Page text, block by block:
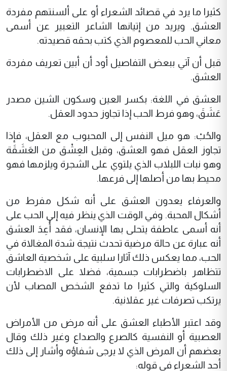
كثيرا ما يرد في قصائد الشعراء أو على ألسنتهم مفردة
العشق. ويريد من إتيانها الشاعر التعبير عن أسمى
معاني الحب للمعصوم الذي كتب بحقه قصيدته.
قبل أن آتي ببعض التفاصيل أود أن أبين تعريف مفردة
العشق.
العشق في اللغة: بكسر العين وسكون الشين مصدر
عَشَقَ، وهو فرط الحب إذا تجاوز حدود العقل.
والحُبْ: هو ميل النفس إلى المحبوب مع العقل، فإذا
تجاوز العقل فهو العشق، وقيل العِشْق من العَشَقَة
وهو نبات اللبلاب الذي يلتوي على الشجرة ويلزمها فهو
محيط بها من أصلها إلى فرعها.
والعرفاء يعدون العشق على أنه شكل مفرط من
أشكال المحبة. وفي الوقت الذي ينظر فيه إلى الحب على
أنه أسمى عاطفة يتحلى بها الإنسان، فقد أُعِدَ العشق
أنه عبارة عن حالة مرضية تحدث نتيجة شدة المغالاة في
الحب، مما يعكس ذلك آثارا سلبية على شخصية العاشق
تتظاهر باضطرابات جسمية، فضلا على الاضطرابات
السلوكية والتي كثيرا ما تدفع الشخص المصاب لأن
يرتكب تصرفات غير عقلانية.
وقد اعتبر الأطباء العشق على أنه مرض من الأمراض
العصبية أو النفسية كالصرع والصداع وغير ذلك وقال
بعضهم أن المرض الذي لا يرجى شفاؤه وأشار إلى ذلك
أحد الشعراء في قوله: